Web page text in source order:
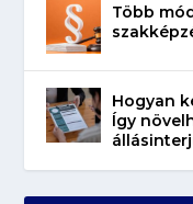
Több
Hogyan
Így